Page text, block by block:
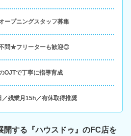
ープニングスタッフ募集
不問★フリーターも歓迎◎
OJTで丁寧に指導育成
／残業月15h／有休取得推奨
開する『ハウスドゥ』のFC店を